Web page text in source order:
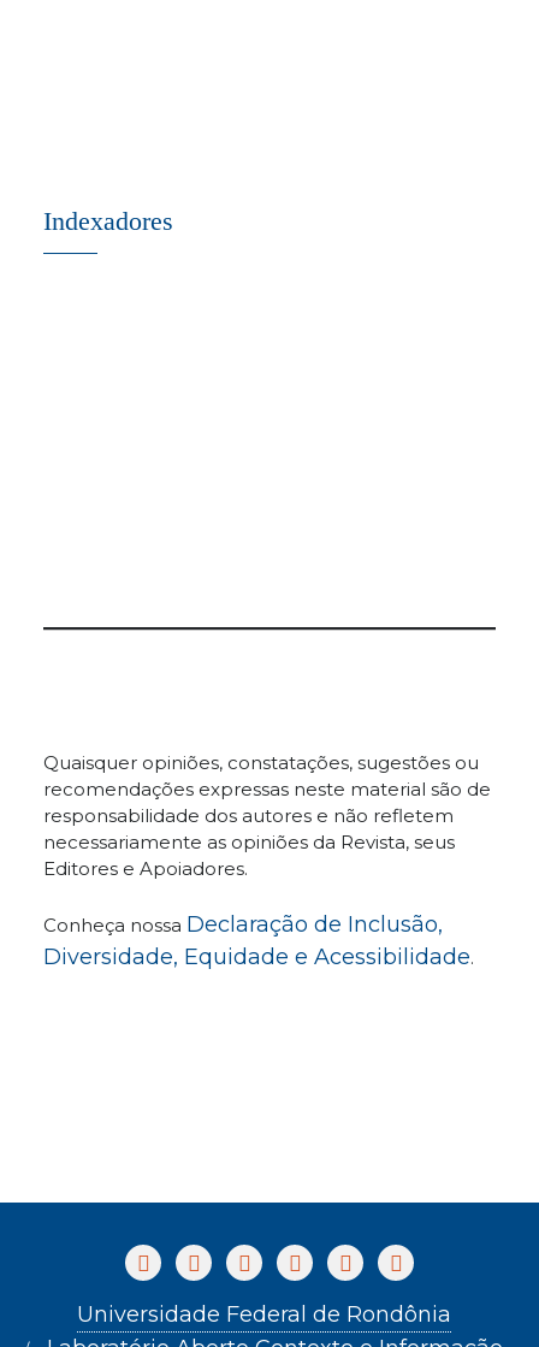
Indexadores
Quaisquer opiniões, constatações, sugestões ou
recomendações expressas neste material são de
responsabilidade dos autores e não refletem
necessariamente as opiniões da Revista, seus
Editores e Apoiadores.
Conheça nossa Declaração de Inclusão,
Diversidade, Equidade e Acessibilidade.
Universidade Federal de Rondônia